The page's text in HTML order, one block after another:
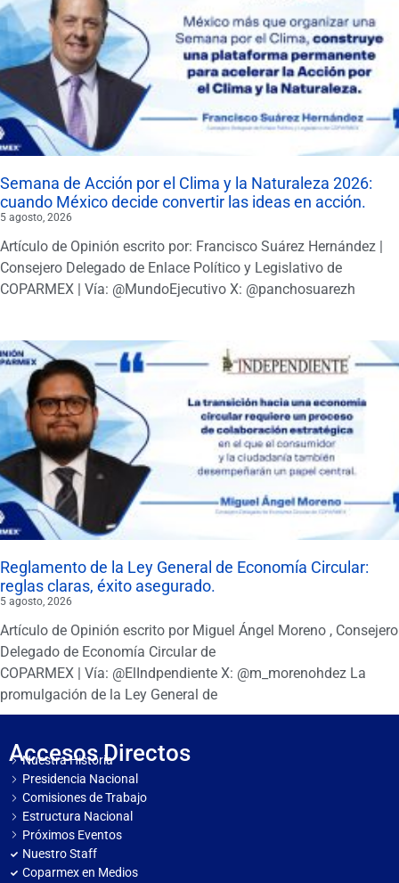
Semana de Acción por el Clima y la Naturaleza 2026:
cuando México decide convertir las ideas en acción.
5 agosto, 2026
Artículo de Opinión escrito por: Francisco Suárez Hernández |
Consejero Delegado de Enlace Político y Legislativo de
COPARMEX | Vía: @MundoEjecutivo X: @panchosuarezh
Reglamento de la Ley General de Economía Circular:
reglas claras, éxito asegurado.
5 agosto, 2026
Artículo de Opinión escrito por Miguel Ángel Moreno , Consejero
Delegado de Economía Circular de
COPARMEX | Vía: @ElIndpendiente X: @m_morenohdez La
promulgación de la Ley General de
Accesos Directos
Nuestra Historia
Presidencia Nacional
Comisiones de Trabajo
Estructura Nacional
Próximos Eventos
Nuestro Staff
Coparmex en Medios